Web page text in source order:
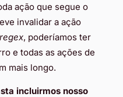
ação que segue o
invalidar a ação
regex, poderíamos ter
e todas as ações de
mais longo.
incluirmos nosso